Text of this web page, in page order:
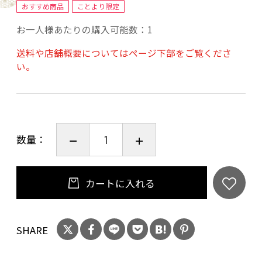
≪すみのくらオリジナル特撰米とは≫
美味しいお米を追求するための手法です
すみのくら独自の選別技術です
産地銘柄を厳選しております
※沖縄県・離島への配送は出来かねます。ご了
承ください。
おすすめ商品 ことより限定
お一人様あたりの購入可能数：1
送料や店舗概要についてはページ下部をご覧くださ
い。
数量：
カートに入れる
SHARE